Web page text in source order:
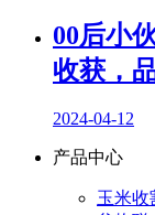
00后小
收获，
2024-04-12
产品中心
玉米收